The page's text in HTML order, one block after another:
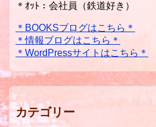
＊ｵｯﾄ：会社員（鉄道好き）
＊BOOKSブログはこちら＊
＊情報ブログはこちら＊
＊WordPressサイトはこちら＊
カテゴリー